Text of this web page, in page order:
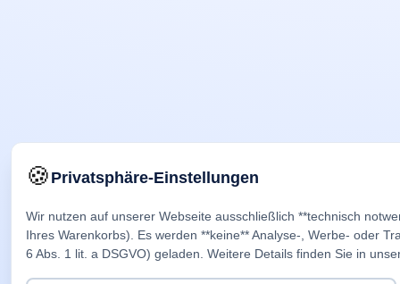
🍪Privatsphäre-Einstellungen
Wir nutzen auf unserer Webseite ausschließlich **technisch
Ihres Warenkorbs). Es werden **keine** Analyse-, Werbe- oder
6 Abs. 1 lit. a DSGVO) geladen. Weitere Details finden Sie in